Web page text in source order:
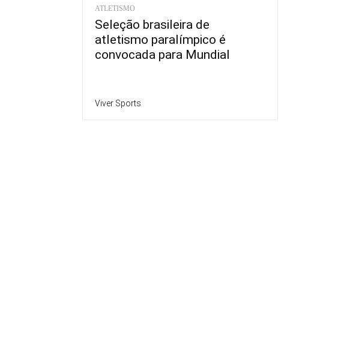
ATLETISMO
Seleção brasileira de
atletismo paralímpico é
convocada para Mundial
Viver Sports